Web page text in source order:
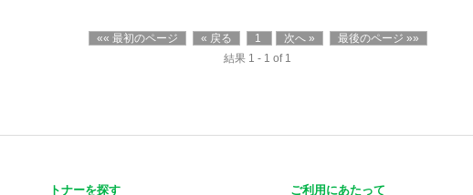
«« 最初のページ « 戻る 1 次へ »
最後のページ »»
結果 1 - 1 of 1
トナーを探す ご利用にあたって